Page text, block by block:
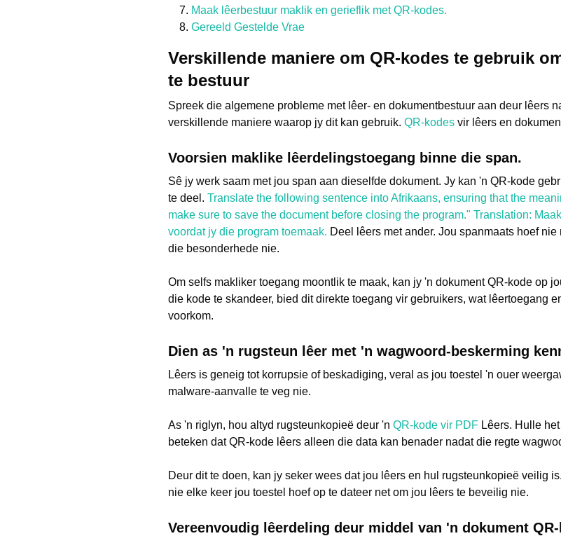
Maak lêerbestuur maklik en gerieflik met QR-kodes.
Gereeld Gestelde Vrae
Verskillende maniere om QR-kodes te gebruik
te bestuur
Spreek die algemene probleme met lêer- en dokumentbestuur aan deur lêers
verskillende maniere waarop jy dit kan gebruik. QR-kodes vir lêers en
Voorsien maklike lêerdelingstoegang binne die span.
Sê jy werk saam met jou span aan dieselfde dokument. Jy kan 'n QR-kode
te deel. Translate the following sentence into Afrikaans, ensuring that the
make sure to save the document before closing the program." Translation:
voordat jy die program toemaak. Deel lêers met ander. Jou spanmaats hoef
die besonderhede nie.
Om selfs makliker toegang moontlik te maak, kan jy 'n dokument QR-kode op
die kode te skandeer, bied dit direkte toegang vir gebruikers, wat lêertoegang
voorkom.
Dien as 'n rugsteun lêer met 'n wagwoord-beskerming
Lêers is geneig tot korrupsie of beskadiging, veral as jou toestel 'n ouer
malware-aanvalle te veg nie.
As 'n riglyn, hou altyd rugsteunkopieë deur 'n QR-kode vir PDF Lêers. Hulle
beteken dat QR-kode lêers alleen die data kan benader nadat die regte
Deur dit te doen, kan jy seker wees dat jou lêers en hul rugsteunkopieë veilig
nie elke keer jou toestel hoef op te dateer net om jou lêers te beveilig nie.
Vereenvoudig lêerdeling deur middel van 'n dokument